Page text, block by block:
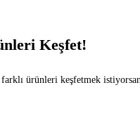
Keşfet!
farklı ürünleri keşfetmek